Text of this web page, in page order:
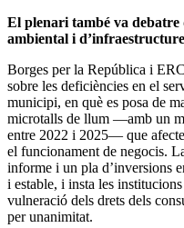
El plenari també va debatre
ambiental i
Borges per la República i
sobre les deficiències en el
municipi, en què es posa de
microtalls de llum —amb un
entre 2022 i 2025— que
el funcionament de negocis.
informe i un pla d’inversions
i estable, i insta les
vulneració dels drets dels
per unanimitat.